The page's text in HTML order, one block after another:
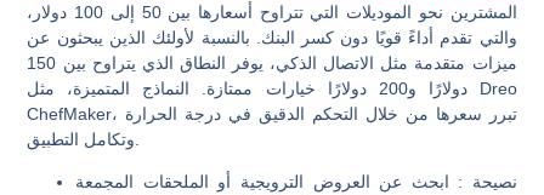
المشترين نحو الموديلات التي تتراوح أسعارها بين 50 إلى 100 دولار،
والتي تقدم أداءً قويًا دون كسر البنك. بالنسبة لأولئك الذين يبحثون عن
ميزات متقدمة مثل الاتصال الذكي، يوفر النطاق الذي يتراوح بين 150
دولارًا و200 دولارًا خيارات ممتازة. النماذج المتميزة، مثل Dreo
ChefMaker، تبرر سعرها من خلال التحكم الدقيق في درجة الحرارة
نصيحة : ابحث عن العروض الترويجية أو الملحقات المجمعة